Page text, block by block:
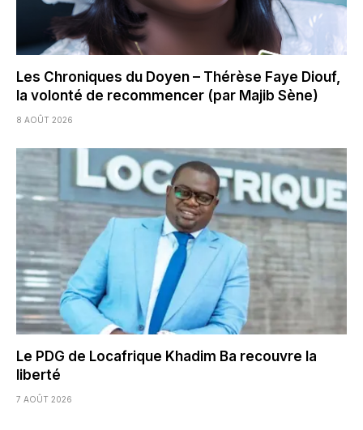
Les Chroniques du Doyen – Thérèse Faye Diouf,
la volonté de recommencer (par Majib Sène)
8 AOÛT 2026
Le PDG de Locafrique Khadim Ba recouvre la
liberté
7 AOÛT 2026